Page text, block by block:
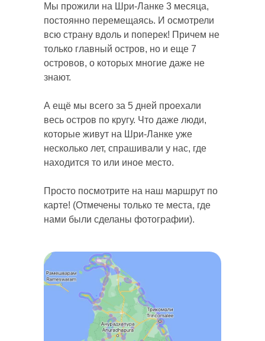
Мы прожили на Шри-Ланке 3 месяца,
постоянно перемещаясь. И осмотрели
всю страну вдоль и поперек! Причем не
только главный остров, но и еще 7
островов, о которых многие даже не
знают.
А ещё мы всего за 5 дней проехали
весь остров по кругу. Что даже люди,
которые живут на Шри-Ланке уже
несколько лет, спрашивали у нас, где
находится то или иное место.
Просто посмотрите на наш маршрут по
карте! (Отмечены только те места, где
нами были сделаны фотографии).